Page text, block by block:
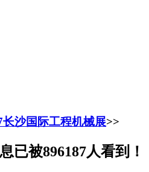
长沙国际工程机械展>>
已被896187人看到！